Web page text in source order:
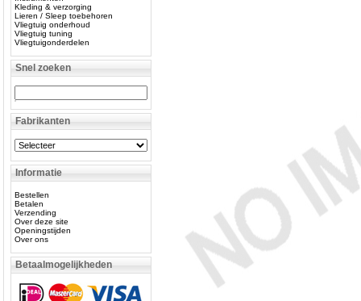
Kleding & verzorging
Lieren / Sleep toebehoren
Vliegtuig onderhoud
Vliegtuig tuning
Vliegtuigonderdelen
Snel zoeken
Fabrikanten
Informatie
Bestellen
Betalen
Verzending
Over deze site
Openingstijden
Over ons
Betaalmogelijkheden